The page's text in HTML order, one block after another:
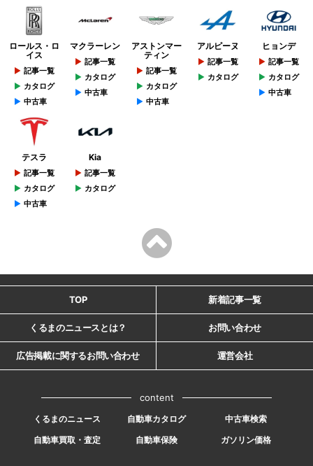
ロールス・ロ
イス
記事一覧
カタログ
中古車
マクラーレン
記事一覧
カタログ
中古車
アストンマー
ティン
記事一覧
カタログ
中古車
アルピーヌ
記事一覧
カタログ
ヒョンデ
記事一覧
カタログ
中古車
テスラ
記事一覧
カタログ
中古車
Kia
記事一覧
カタログ
TOP 新着記事一覧
くるまのニュースとは？ お問い合わせ
広告掲載に関するお問い合わせ 運営会社
content
くるまのニュース 自動車カタログ
中古車検索
自動車買取・査定
自動車保険 ガソリン価格